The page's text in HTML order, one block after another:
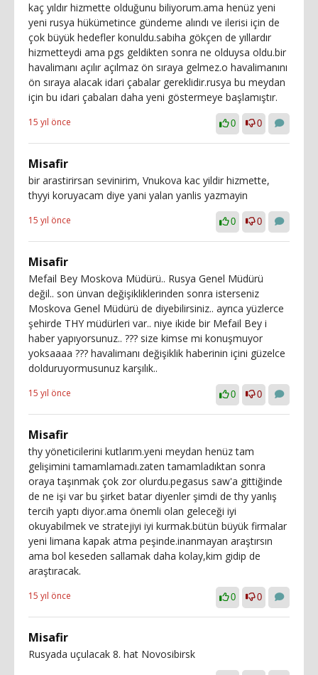
kaç yıldır hizmette olduğunu biliyorum.ama henüz yeni
yeni rusya hükümetince gündeme alındı ve ilerisi için de
çok büyük hedefler konuldu.sabiha gökçen de yıllardır
hizmetteydi ama pgs geldikten sonra ne olduysa oldu.bir
havalimanı açılır açılmaz ön sıraya gelmez.o havalimanını
ön sıraya alacak idari çabalar gereklidir.rusya bu meydan
için bu idari çabaları daha yeni göstermeye başlamıştır.
15 yıl önce 0 0
Misafir
bir arastirirsan sevinirim, Vnukova kac yildir hizmette,
thyyi koruyacam diye yani yalan yanlis yazmayin
15 yıl önce 0 0
Misafir
Mefail Bey Moskova Müdürü.. Rusya Genel Müdürü
değil.. son ünvan değişikliklerinden sonra isterseniz
Moskova Genel Müdürü de diyebilirsiniz.. ayrıca yüzlerce
şehirde THY müdürleri var.. niye ikide bir Mefail Bey i
haber yapıyorsunuz.. ??? size kimse mi konuşmuyor
yoksaaaa ??? havalimanı değişiklik haberinin içini güzelce
dolduruyormusunuz karşılık..
15 yıl önce 0 0
Misafir
thy yöneticilerini kutlarım.yeni meydan henüz tam
gelişimini tamamlamadı.zaten tamamladıktan sonra
oraya taşınmak çok zor olurdu.pegasus saw'a gittiğinde
de ne işi var bu şirket batar diyenler şimdi de thy yanlış
tercih yaptı diyor.ama önemli olan geleceği iyi
okuyabilmek ve stratejiyi iyi kurmak.bütün büyük firmalar
yeni limana kapak atma peşinde.inanmayan araştırsın
ama bol keseden sallamak daha kolay,kim gidip de
araştıracak.
15 yıl önce 0 0
Misafir
Rusyada uçulacak 8. hat Novosibirsk